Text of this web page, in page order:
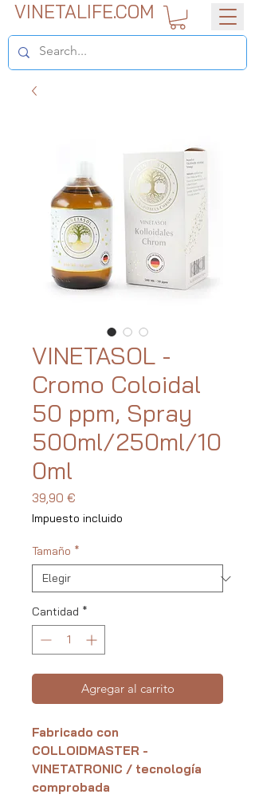
VINETALIFE.COM
VINETASOL -
Cromo Coloidal
50 ppm, Spray
500ml/250ml/10
0ml
39,90 €
Impuesto incluido
Tamaño *
Cantidad *
Agregar al carrito
Fabricado con
COLLOIDMASTER -
VINETATRONIC / tecnología
comprobada